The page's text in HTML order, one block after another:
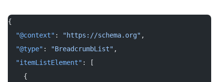
{
  "@context"
: "https://schema.org" ,
  "@type"
: "BreadcrumbList" ,
  "itemListElement"
: [
    {